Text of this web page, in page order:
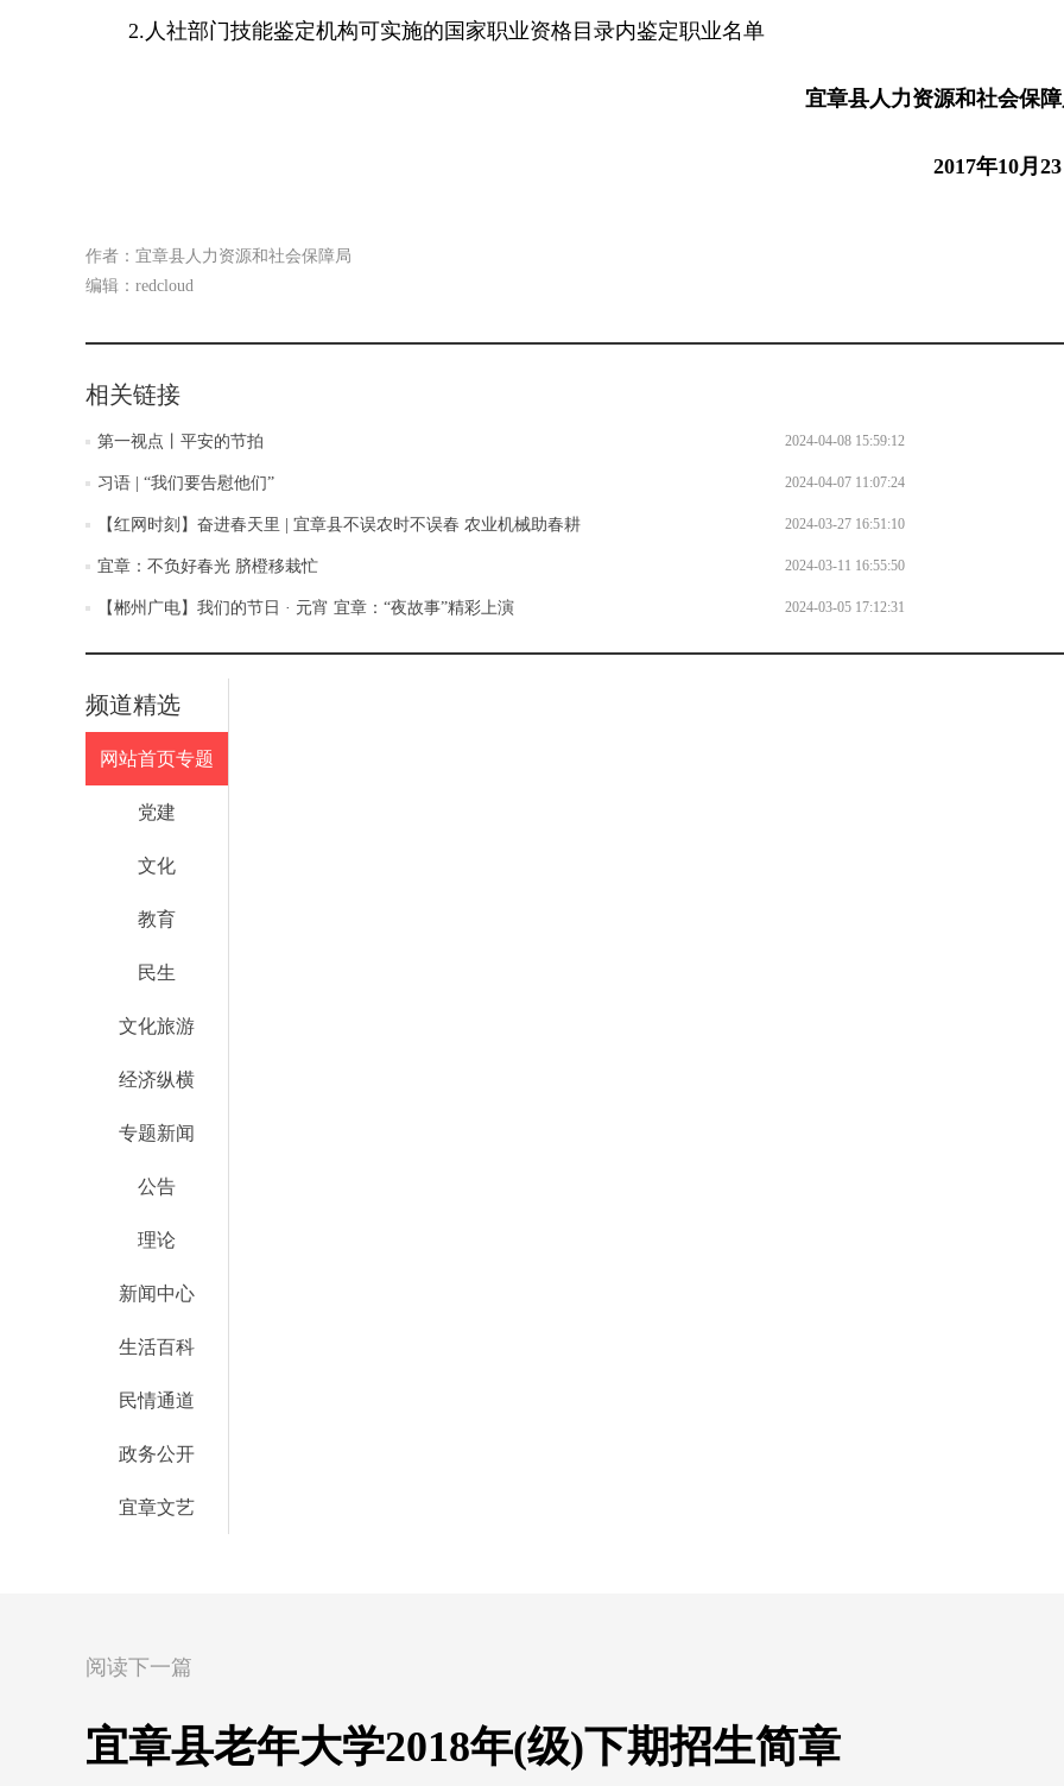
2.人社部门技能鉴定机构可实施的国家职业资格目录内鉴定职业名单
宜章县人力资源和社会保障
2017年10月23
作者：宜章县人力资源和社会保障局
编辑：redcloud
相关链接
第一视点丨平安的节拍 2024-04-08 15:59:12
习语 | “我们要告慰他们” 2024-04-07 11:07:24
【红网时刻】奋进春天里 | 宜章县不误农时不误春 农业机械助春耕 2024-03-27 16:51:10
宜章：不负好春光 脐橙移栽忙 2024-03-11 16:55:50
【郴州广电】我们的节日 · 元宵 宜章：“夜故事”精彩上演 2024-03-05 17:12:31
频道精选
网站首页专题
党建
文化
教育
民生
文化旅游
经济纵横
专题新闻
公告
理论
新闻中心
生活百科
民情通道
政务公开
宜章文艺
阅读下一篇
宜章县老年大学2018年(级)下期招生简章